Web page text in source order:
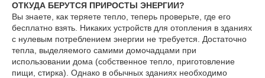
ОТКУДА БЕРУТСЯ ПРИРОСТЫ ЭНЕРГИИ?
Вы знаете, как теряете тепло, теперь проверьте, где его
бесплатно взять. Никаких устройств для отопления в зданиях
с нулевым потреблением энергии не требуется. Достаточно
тепла, выделяемого самими домочадцами при
использовании дома (собственное тепло, приготовление
пищи, стирка). Однако в обычных зданиях необходимо